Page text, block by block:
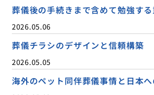
葬儀後の手続きまで含めて勉強す
2026.05.06
葬儀チラシのデザインと信頼構築
2026.05.05
海外のペット同伴葬儀事情と日本